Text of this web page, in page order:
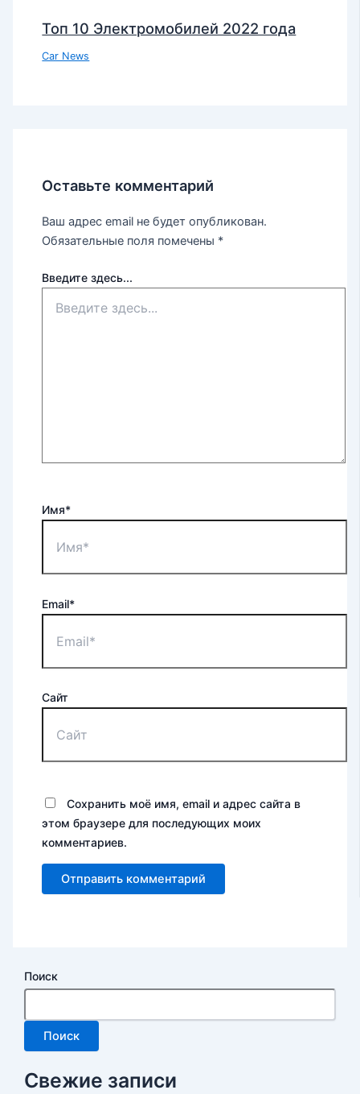
Топ 10 Электромобилей 2022 года
Car News
Оставьте комментарий
Ваш адрес email не будет опубликован.
Обязательные поля помечены *
Введите здесь...
Имя*
Email*
Сайт
Сохранить моё имя, email и адрес сайта в
этом браузере для последующих моих
комментариев.
Поиск
Поиск
Свежие записи